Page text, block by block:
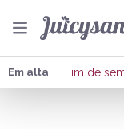
Em alta Fim de